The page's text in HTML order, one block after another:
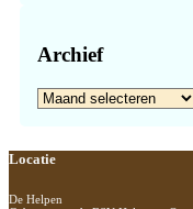
Archief
Archief
Footer
Locatie
De Helpen